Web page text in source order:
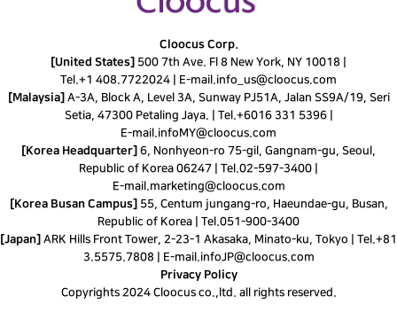
Cloocus Corp.
[United States] 500 7th Ave. Fl 8 New York, NY 10018 |
Tel.+1 408.7722024 E-mail. info_us@cloocus.com
[Malaysia] A-3A, Block A, Level 3A, Sunway PJ51A, Jalan SS9A/19, Seri
Setia, 47300 Petaling Jaya. | Tel. +6016 331 5396|
E-mail. infoMY@cloocus.com
[Korea Headquarter] 6, Nonhyeon-ro 75-gil, Gangnam-gu, Seoul,
Republic of Korea 06247 | Tel.02-597-3400
E-mail. marketing@cloocus.com
[Korea Busan Campus] 55, Centum jungang-ro, Haeundae-gu, Busan,
Republic of Korea | Tel.051-900-3400
[Japan] ARK Hills Front Tower, 2-23-1 Akasaka, Minato-ku, Tokyo | Tel.+81
3.5575.7808 | E-mail. infoJP@cloocus.com
Privacy Policy
Copyrights 2024 Cloocus co.,ltd. all rights reserved.